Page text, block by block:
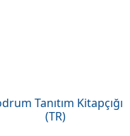
Tanıtım Kitapçığı
(TR)